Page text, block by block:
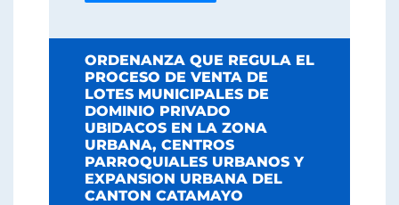
ORDENANZA QUE REGULA EL
PROCESO DE VENTA DE
LOTES MUNICIPALES DE
DOMINIO PRIVADO
UBIDACOS EN LA ZONA
URBANA, CENTROS
PARROQUIALES URBANOS Y
EXPANSION URBANA DEL
CANTON CATAMAYO